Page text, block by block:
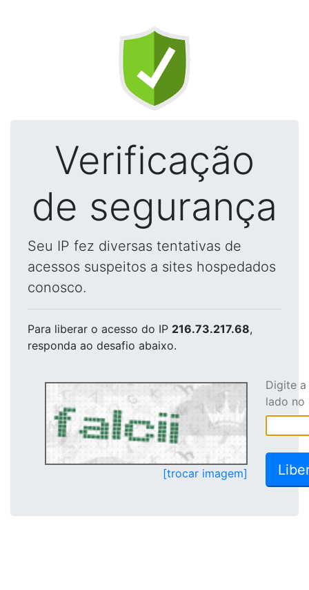
Verificação
de segurança
Seu IP fez diversas tentativas de
acessos suspeitos a sites hospedados
conosco.
Para liberar o acesso do IP 216.73.217.68,
responda ao desafio abaixo.
[trocar imagem]
Digite
lado no